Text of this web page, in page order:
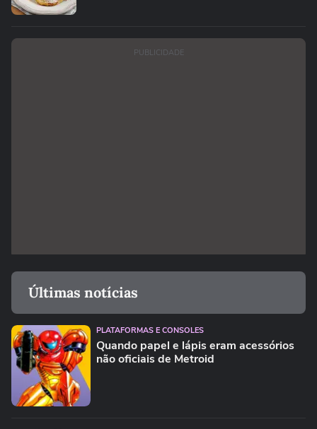
PUBLICIDADE
Últimas notícias
PLATAFORMAS E CONSOLES
Quando papel e lápis eram acessórios
não oficiais de Metroid